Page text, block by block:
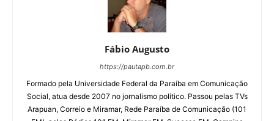
Fábio Augusto
https://pautapb.com.br
Formado pela Universidade Federal da Paraíba em Comunicação
Social, atua desde 2007 no jornalismo político. Passou pelas TVs
Arapuan, Correio e Miramar, Rede Paraíba de Comunicação (101